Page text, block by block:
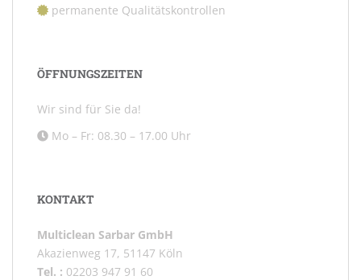
permanente Qualitätskontrollen
ÖFFNUNGSZEITEN
Wir sind für Sie da!
Mo – Fr: 08.30 – 17.00 Uhr
KONTAKT
Multiclean Sarbar GmbH
Akazienweg 17, 51147 Köln
Tel. : 02203 947 91 60